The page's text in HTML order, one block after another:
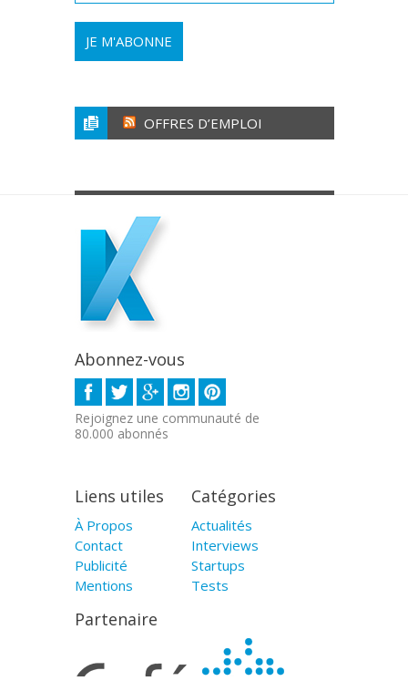
OFFRES D’EMPLOI
Abonnez-vous
Rejoignez une communauté de
80.000 abonnés
Liens utiles
À Propos
Contact
Publicité
Mentions
Catégories
Actualités
Interviews
Startups
Tests
Partenaire